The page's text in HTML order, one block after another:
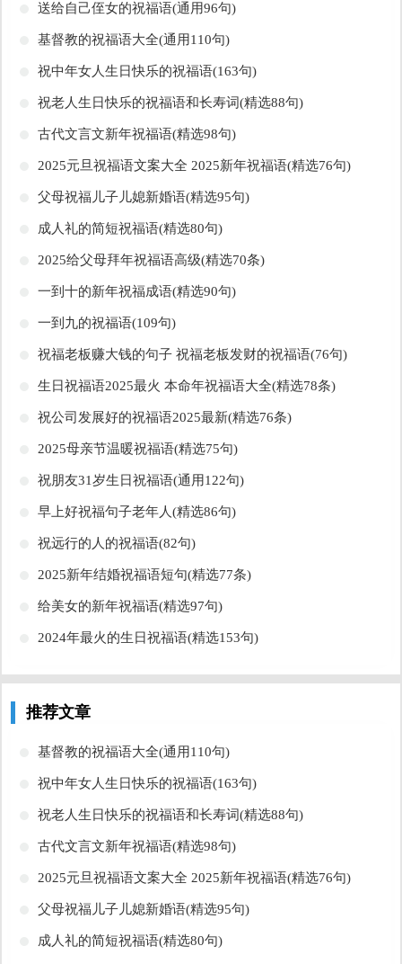
​送给自己侄女的祝福语(通用96句)
​基督教的祝福语大全(通用110句)
​祝中年女人生日快乐的祝福语(163句)
​祝老人生日快乐的祝福语和长寿词(精选88句)
​古代文言文新年祝福语(精选98句)
​2025元旦祝福语文案大全 2025新年祝福语(精选76句)
​父母祝福儿子儿媳新婚语(精选95句)
​成人礼的简短祝福语(精选80句)
​2025给父母拜年祝福语高级(精选70条)
​一到十的新年祝福成语(精选90句)
​一到九的祝福语(109句)
​祝福老板赚大钱的句子 祝福老板发财的祝福语(76句)
​生日祝福语2025最火 本命年祝福语大全(精选78条)
​祝公司发展好的祝福语2025最新(精选76条)
​2025母亲节温暖祝福语(精选75句)
​祝朋友31岁生日祝福语(通用122句)
​早上好祝福句子老年人(精选86句)
​祝远行的人的祝福语(82句)
​2025新年结婚祝福语短句(精选77条)
​给美女的新年祝福语(精选97句)
​2024年最火的生日祝福语(精选153句)
推荐文章
​基督教的祝福语大全(通用110句)
​祝中年女人生日快乐的祝福语(163句)
​祝老人生日快乐的祝福语和长寿词(精选88句)
​古代文言文新年祝福语(精选98句)
​2025元旦祝福语文案大全 2025新年祝福语(精选76句)
​父母祝福儿子儿媳新婚语(精选95句)
​成人礼的简短祝福语(精选80句)